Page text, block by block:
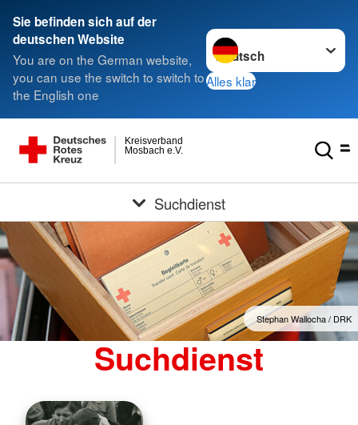
Sie befinden sich auf der
deutschen Website
You are on the German website,
you can use the switch to switch to
the English one
Sprache wechseln zu
Alles klar
Mosbach e.V.
Kreisverband
Suchdienst
Stephan Wallocha / DRK
Suchdienst